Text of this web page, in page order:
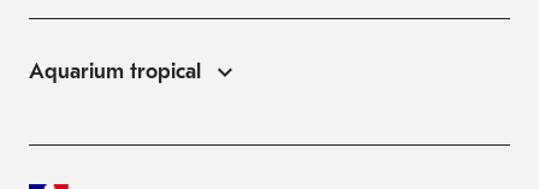
Aquarium tropical